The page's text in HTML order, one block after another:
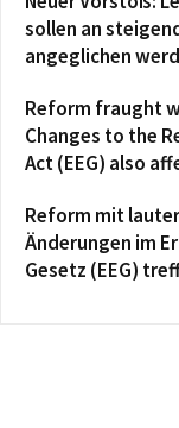
sollen an
angeglichen
Reform fraught
Changes to the
Act (EEG) also
Reform mit
Änderungen im
Gesetz (EEG)